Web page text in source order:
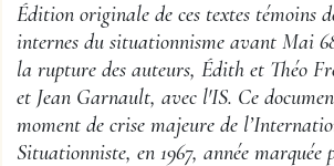
Édition originale de ces textes témoins
internes du situationnisme avant Mai
la rupture des auteurs, Édith et Théo
et Jean Garnault, avec l'IS. Ce
moment de crise majeure de
Situationniste, en 1967, année marquée